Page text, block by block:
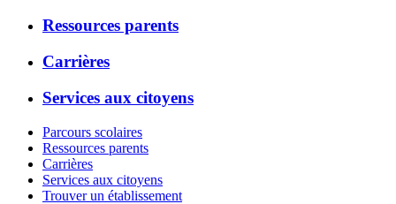
Ressources parents
Carrières
Services aux citoyens
Parcours scolaires
Ressources parents
Carrières
Services aux citoyens
Trouver un établissement